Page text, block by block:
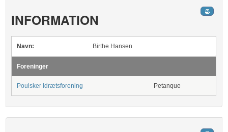
INFORMATION
Navn: Birthe Hansen
Foreninger
Poulsker Idrætsforening Petanque